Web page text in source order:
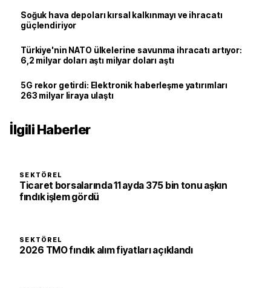
Soğuk hava depoları kırsal kalkınmayı ve ihracatı
güçlendiriyor
Türkiye'nin NATO ülkelerine savunma ihracatı artıyor:
6,2 milyar doları aştı milyar doları aştı
5G rekor getirdi: Elektronik haberleşme yatırımları
263 milyar liraya ulaştı
İlgili Haberler
SEKTÖREL
Ticaret borsalarında 11 ayda 375 bin tonu aşkın
fındık işlem gördü
SEKTÖREL
2026 TMO fındık alım fiyatları açıklandı